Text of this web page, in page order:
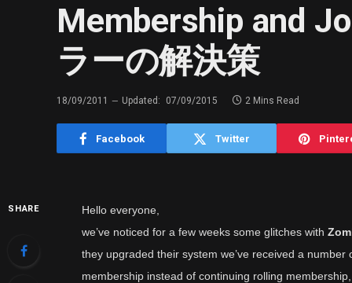
Membership and
ラーの解決策
18/09/2011 Updated: 07/09/2015 2 Mins Read
Facebook Twitter
SHARE
Hello everyone,
we’ve noticed for a few weeks some glitches with
they upgraded their system we’ve received a
membership instead of continuing rolling